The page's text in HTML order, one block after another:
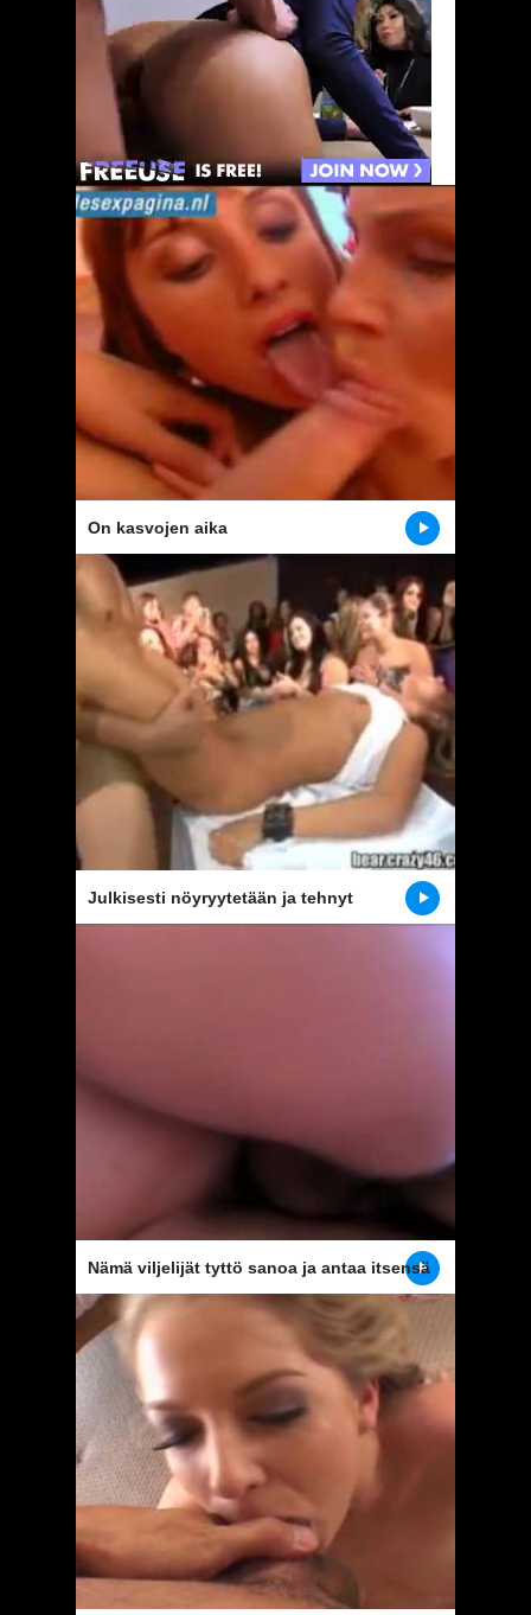
On kasvojen aika
Julkisesti nöyryytetään ja tehnyt
Nämä viljelijät tyttö sanoa ja antaa itsensä
vittu